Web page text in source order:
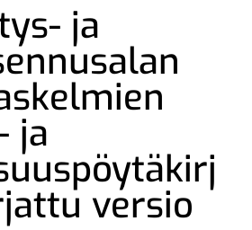
ja
ja
versio